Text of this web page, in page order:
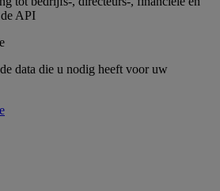
data die u nodig heeft voor uw